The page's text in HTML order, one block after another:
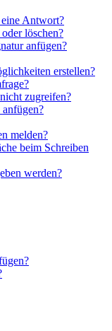
Antwort?
löschen?
anfügen?
erstellen?
zugreifen?
melden?
beim Schreiben
werden?